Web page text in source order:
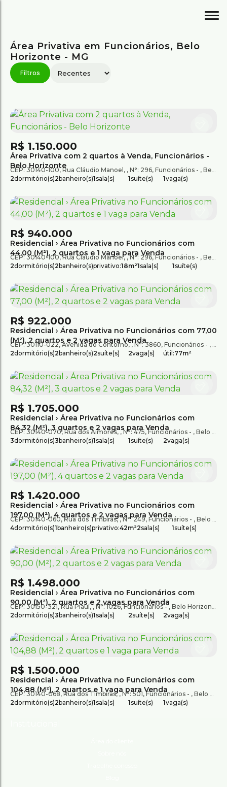
Área Privativa em Funcionários, Belo
Horizonte - MG
Área Privativa com 2 quartos à Venda, Funcionários -
Belo Horizonte
R$ 1.150.000
CEP: 30140-100, Rua Cláudio Manoel , N°: 296, Funcionários , Belo Horizonte
2dormitório(s)2banheiro(s)1sala(s) 1suíte(s) 1vaga(s)
Residencial › Área Privativa no Funcionários com
44,00 (M²), 2 quartos e 1 vaga para Venda
R$ 940.000
CEP: 30140-100,Rua Cláudio Manoel ,N°: 296,Funcionários , Belo Horizonte
2dormitório(s)2banheiro(s)privativo:18m²1sala(s) 1suíte(s)
Residencial › Área Privativa no Funcionários com 77,00
(M²), 2 quartos e 2 vagas para Venda
R$ 922.000
CEP: 30110-022,Avenida do Contorno ,N°:3860, Funcionários ,
2dormitório(s)2banheiro(s)2suíte(s) 2vaga(s) útil:77m²
Residencial › Área Privativa no Funcionários com
84,32 (M²), 3 quartos e 2 vagas para Venda
R$ 1.705.000
CEP: 30140-070,Rua dos Aimorés ,N°:475,Funcionários , Belo Horizonte
3dormitório(s)3banheiro(s)1sala(s) 1suíte(s) 2vaga(s)
Residencial › Área Privativa no Funcionários com
197,00 (M²), 4 quartos e 2 vagas para Venda
R$ 1.420.000
CEP: 30140-060,Rua dos Timbiras ,N°:249, Funcionários , Belo Horizonte
4dormitório(s)1banheiro(s)privativo:42m²2sala(s) 1suíte(s)
Residencial › Área Privativa no Funcionários com
90,00 (M²), 2 quartos e 2 vagas para Venda
R$ 1.498.000
CEP: 30150-321,Rua Piauí , N°:1026,Funcionários , Belo Horizonte
2dormitório(s)3banheiro(s)1sala(s) 2suíte(s) 2vaga(s)
Residencial › Área Privativa no Funcionários com
104,88 (M²), 2 quartos e 1 vaga para Venda
R$ 1.500.000
CEP: 30140-068,Rua dos Timbiras ,N°:501,Funcionários , Belo Horizonte
2dormitório(s)2banheiro(s)1sala(s) 1suíte(s) 1vaga(s)